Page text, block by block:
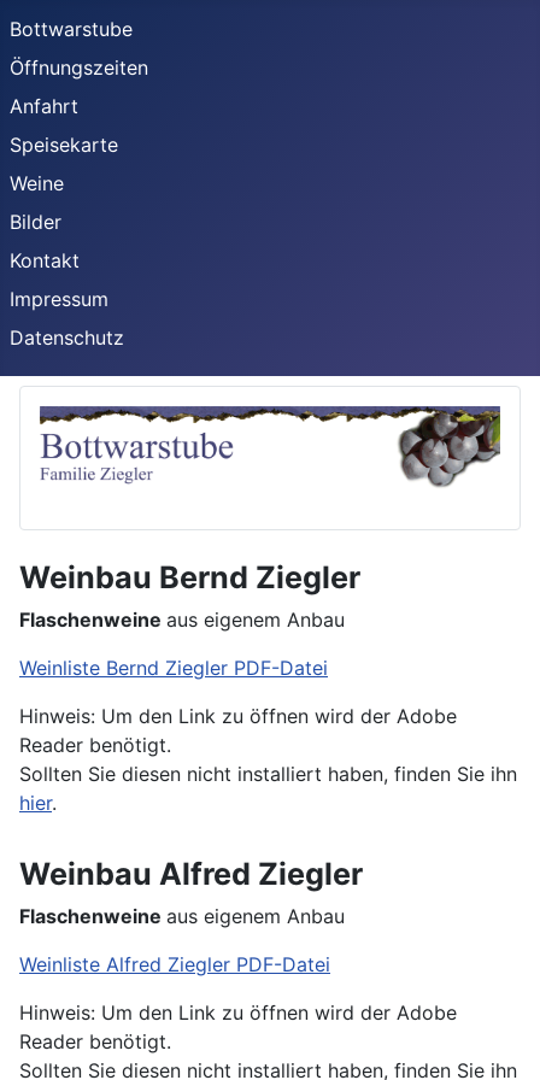
Bottwarstube
Öffnungszeiten
Anfahrt
Speisekarte
Weine
Bilder
Kontakt
Impressum
Datenschutz
Weinbau Bernd Ziegler
Flaschenweine aus eigenem Anbau
Weinliste Bernd Ziegler PDF-Datei
Hinweis: Um den Link zu öffnen wird der Adobe
Reader benötigt.
Sollten Sie diesen nicht installiert haben, finden Sie ihn
hier.
Weinbau Alfred Ziegler
Flaschenweine aus eigenem Anbau
Weinliste Alfred Ziegler PDF-Datei
Hinweis: Um den Link zu öffnen wird der Adobe
Reader benötigt.
Sollten Sie diesen nicht installiert haben, finden Sie ihn